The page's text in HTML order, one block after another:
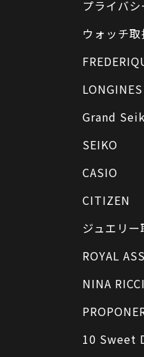
プライバ
ウォッチ
LONGINES
Grand
SEIKO
CASIO
CITIZEN
ジュエリ
ROYAL
NINA RICCI
10 Sweet